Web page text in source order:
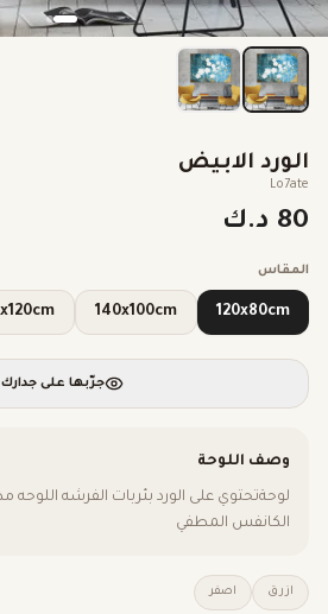
الورد الابيض
Lo7ate
80 د.ك
المقاس
120x80cm
140x100cm
170x120cm
جرّبها على جدارك
وصف اللوحة
لوحةتحتوي على الورد بئربات الفرشه اللوحه
الكانفس المطفي
ازرق اصفر